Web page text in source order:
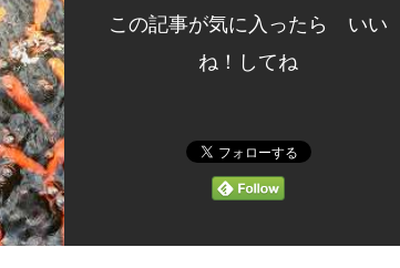
この記事が気に入ったら いい
ね！してね